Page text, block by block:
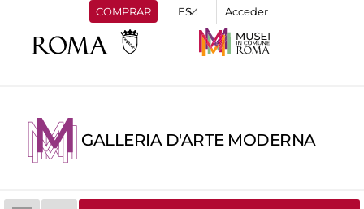
COMPRAR Acceder
GALLERIA D'ARTE MODERNA